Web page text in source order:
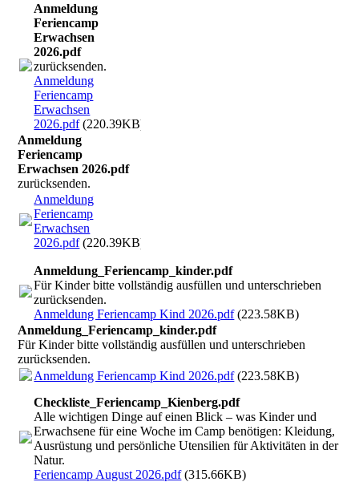
Anmeldung
Feriencamp
Erwachsen
2026.pdf
zurücksenden.
Anmeldung
Feriencamp
Erwachsen
2026.pdf(220.39KB)
Anmeldung
Feriencamp
Erwachsen 2026.pdf
zurücksenden.
Anmeldung
Feriencamp
Erwachsen
2026.pdf(220.39KB)
Anmeldung_Feriencamp_kinder.pdf
Für Kinder bitte vollständig ausfüllen und unterschrieben
zurücksenden.
Anmeldung Feriencamp Kind 2026.pdf(223.58KB)
Anmeldung_Feriencamp_kinder.pdf
Für Kinder bitte vollständig ausfüllen und unterschrieben
zurücksenden.
Anmeldung Feriencamp Kind 2026.pdf(223.58KB)
Checkliste_Feriencamp_Kienberg.pdf
Alle wichtigen Dinge auf einen Blick – was Kinder und
Erwachsene für eine Woche im Camp benötigen: Kleidung,
Ausrüstung und persönliche Utensilien für Aktivitäten in der
Natur.
Feriencamp August 2026.pdf(315.66KB)